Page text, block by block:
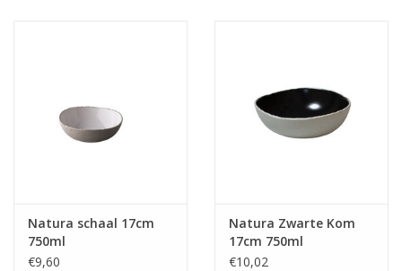
Natura schaal 17cm
750ml
€9,60
Natura Zwarte Kom
17cm 750ml
€10,02